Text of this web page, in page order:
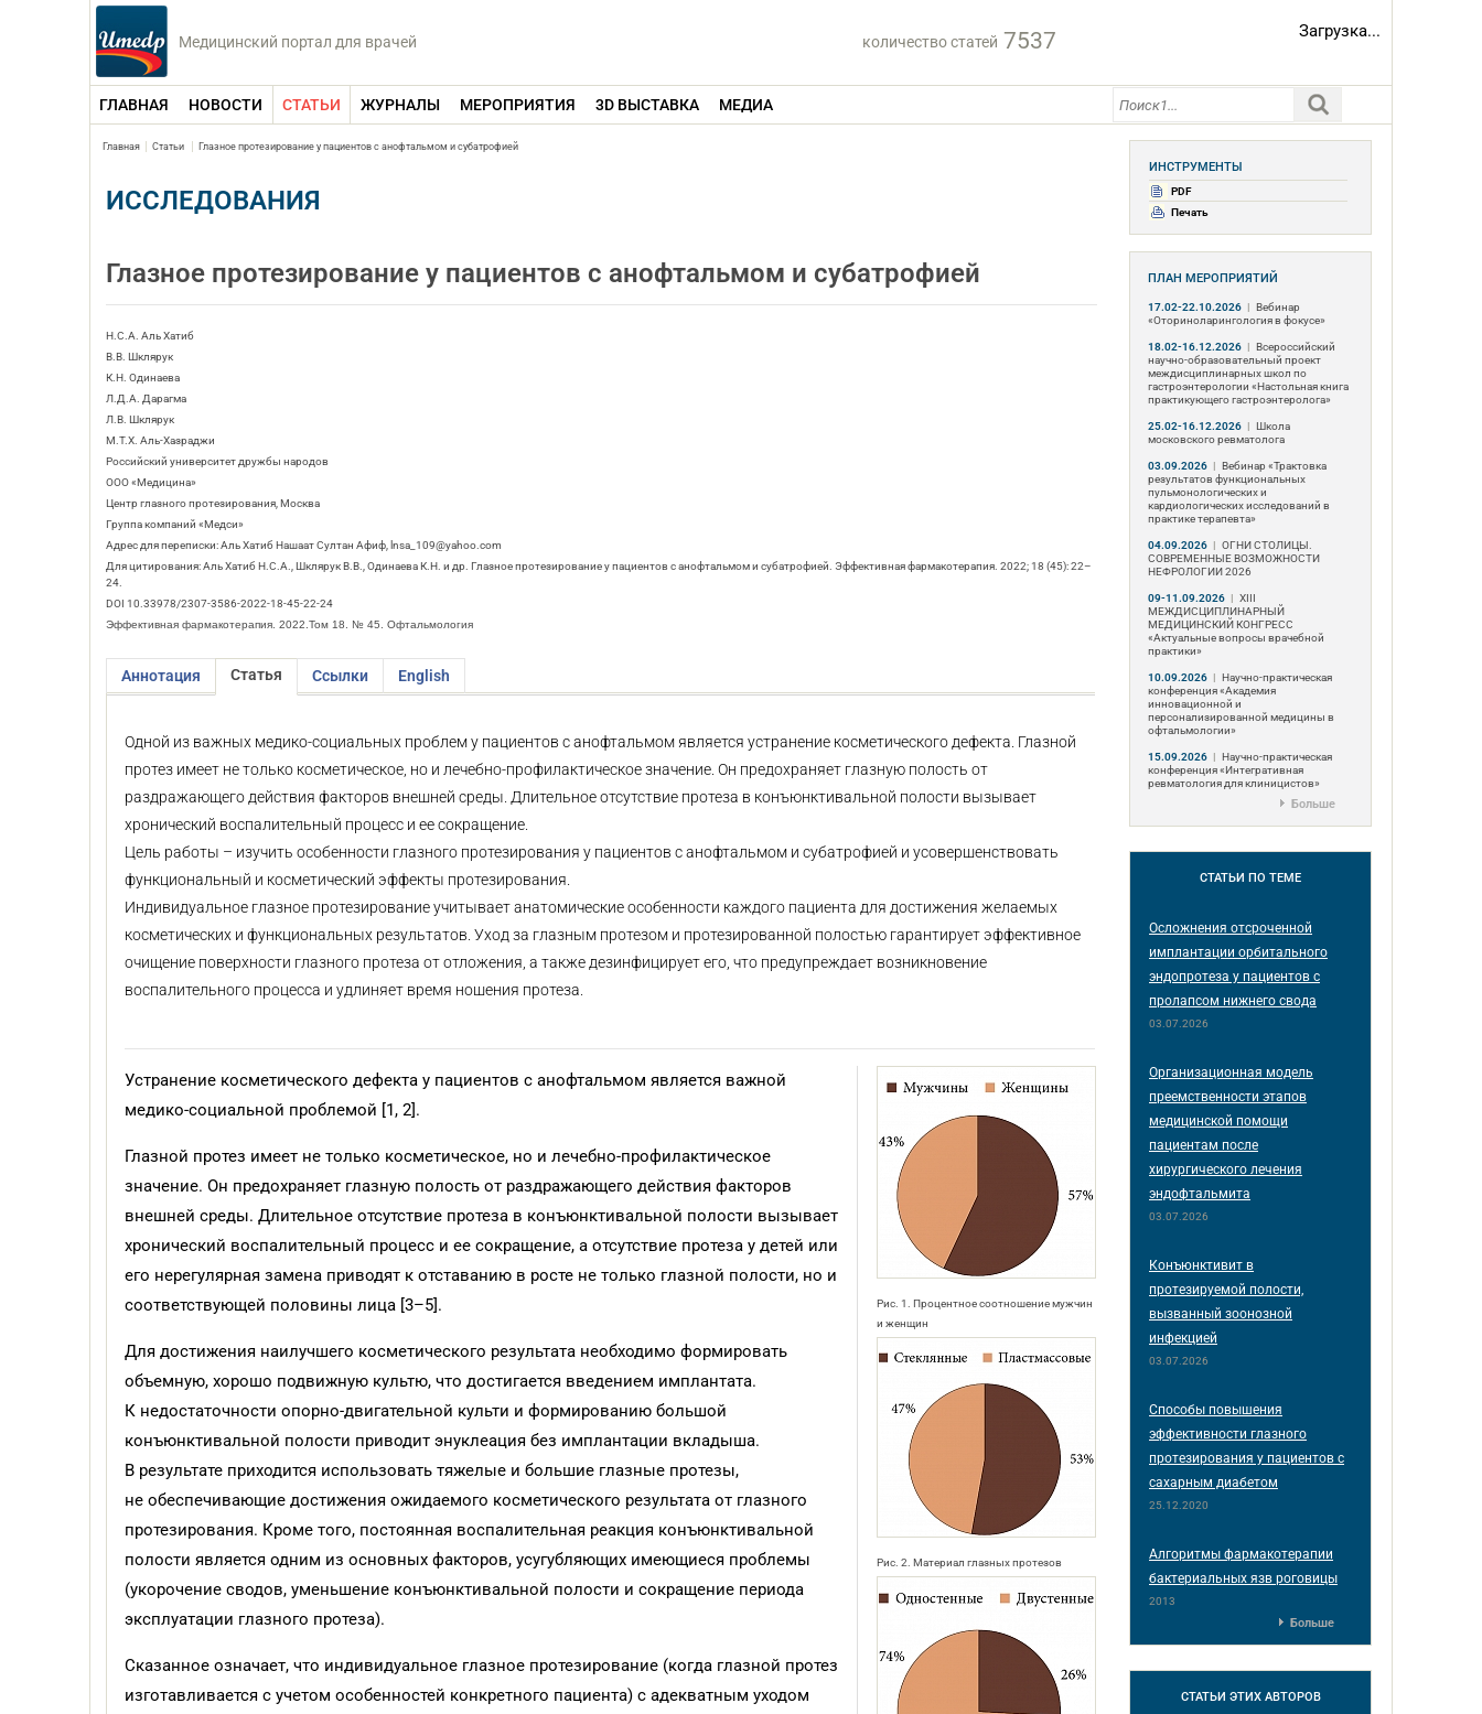
Медицинский портал для врачей количество статей 7537 Загрузка...
ГЛАВНАЯ НОВОСТИ СТАТЬИ ЖУРНАЛЫ МЕРОПРИЯТИЯ 3D ВЫСТАВКА МЕДИА
Главная Статьи Глазное протезирование у пациентов с анофтальмом и субатрофией
ИССЛЕДОВАНИЯ
Глазное протезирование у пациентов с анофтальмом и субатрофией
Н.С.А. Аль Хатиб
В.В. Шклярук
К.Н. Одинаева
Л.Д.А. Дарагма
Л.В. Шклярук
М.Т.Х. Аль-Хазраджи
Российский университет дружбы народов
ООО «Медицина»
Центр глазного протезирования, Москва
Группа компаний «Медси»
Адрес для переписки: Аль Хатиб Нашаат Султан Афиф, lnsa_109@yahoo.com
Для цитирования: Аль Хатиб Н.С.А., Шклярук В.В., Одинаева К.Н. и др. Глазное протезирование у пациентов с анофтальмом и субатрофией. Эффективная фармакотерапия. 2022; 18 (45): 22–
24.
DOI 10.33978/2307-3586-2022-18-45-22-24
Эффективная фармакотерапия. 2022.Том 18. № 45. Офтальмология
Аннотация Статья Ссылки English
Одной из важных медико-социальных проблем у пациентов с анофтальмом является устранение косметического дефекта. Глазной
протез имеет не только косметическое, но и лечебно-профилактическое значение. Он предохраняет глазную полость от
раздражающего действия факторов внешней среды. Длительное отсутствие протеза в конъюнктивальной полости вызывает
хронический воспалительный процесс и ее сокращение.
Цель работы – изучить особенности глазного протезирования у пациентов с анофтальмом и субатрофией и усовершенствовать
функциональный и косметический эффекты протезирования.
Индивидуальное глазное протезирование учитывает анатомические особенности каждого пациента для достижения желаемых
косметических и функциональных результатов. Уход за глазным протезом и протезированной полостью гарантирует эффективное
очищение поверхности глазного протеза от отложения, а также дезинфицирует его, что предупреждает возникновение
воспалительного процесса и удлиняет время ношения протеза.
Рис. 1. Процентное соотношение мужчин
и женщин
Рис. 2. Материал глазных протезов
Устранение косметического дефекта у пациентов с анофтальмом является важной
медико-социальной проблемой [1, 2].
Глазной протез имеет не только косметическое, но и лечебно-профилактическое
значение. Он предохраняет глазную полость от раздражающего действия факторов
внешней среды. Длительное отсутствие протеза в конъюнктивальной полости вызывает
хронический воспалительный процесс и ее сокращение, а отсутствие протеза у детей или
его нерегулярная замена приводят к отставанию в росте не только глазной полости, но и
соответствующей половины лица [3–5].
Для достижения наилучшего косметического результата необходимо формировать
объемную, хорошо подвижную культю, что достигается введением имплантата.
К недостаточности опорно-двигательной культи и формированию большой
конъюнктивальной полости приводит энуклеация без имплантации вкладыша.
В результате приходится использовать тяжелые и большие глазные протезы,
не обеспечивающие достижения ожидаемого косметического результата от глазного
протезирования. Кроме того, постоянная воспалительная реакция конъюнктивальной
полости является одним из основных факторов, усугубляющих имеющиеся проблемы
(укорочение сводов, уменьшение конъюнктивальной полости и сокращение периода
эксплуатации глазного протеза).
Сказанное означает, что индивидуальное глазное протезирование (когда глазной протез
изготавливается с учетом особенностей конкретного пациента) с адекватным уходом
ИНСТРУМЕНТЫ
PDF
Печать
ПЛАН МЕРОПРИЯТИЙ
17.02-22.10.2026 | Вебинар
«Оториноларингология в фокусе»
18.02-16.12.2026 | Всероссийский
научно-образовательный проект
междисциплинарных школ по
гастроэнтерологии «Настольная книга
практикующего гастроэнтеролога»
25.02-16.12.2026 | Школа
московского ревматолога
03.09.2026 | Вебинар «Трактовка
результатов функциональных
пульмонологических и
кардиологических исследований в
практике терапевта»
04.09.2026 | ОГНИ СТОЛИЦЫ.
СОВРЕМЕННЫЕ ВОЗМОЖНОСТИ
НЕФРОЛОГИИ 2026
09-11.09.2026 | ХIII
МЕЖДИСЦИПЛИНАРНЫЙ
МЕДИЦИНСКИЙ КОНГРЕСС
«Актуальные вопросы врачебной
практики»
10.09.2026 | Научно-практическая
конференция «Академия
инновационной и
персонализированной медицины в
офтальмологии»
15.09.2026 | Научно-практическая
конференция «Интегративная
ревматология для клиницистов»
Больше
СТАТЬИ ПО ТЕМЕ
Осложнения отсроченной
имплантации орбитального
эндопротеза у пациентов с
пролапсом нижнего свода
03.07.2026
Организационная модель
преемственности этапов
медицинской помощи
пациентам после
хирургического лечения
эндофтальмита
03.07.2026
Конъюнктивит в
протезируемой полости,
вызванный зоонозной
инфекцией
03.07.2026
Способы повышения
эффективности глазного
протезирования у пациентов с
сахарным диабетом
25.12.2020
Алгоритмы фармакотерапии
бактериальных язв роговицы
2013
Больше
СТАТЬИ ЭТИХ АВТОРОВ